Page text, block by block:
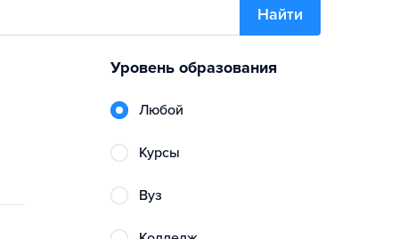
Найти
Уровень образования
Любой
Курсы
Вуз